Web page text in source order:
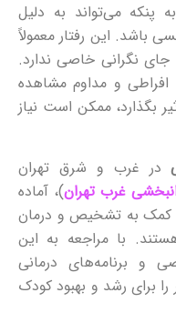
پنکه می‌تواند به دلیل
باشد. این رفتار معمولاً
نگرانی خاصی ندارد.
افراطی و مداوم مشاهده
بگذارد، ممکن است نیاز
در غرب و شرق تهران
غرب تهران)، آماده
و کمک به تشخیص و درمان
با مراجعه به این
و برنامه‌های درمانی
برای رشد و بهبود کودک